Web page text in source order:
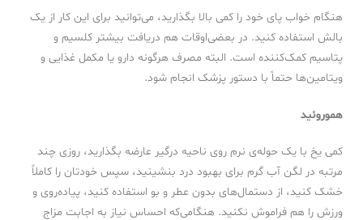
هنگام خواب پای خود را کمی بالا بگذارید، می‌توانید برای این کار از یک
بالش استفاده کنید. در بعضی‌اوقات هم دریافت بیشتر کلسیم و
پتاسیم کمک‌کننده است. البته مصرف هرگونه دارو یا مکمل غذایی و
ویتامین‌ها حتماً با دستور پزشک انجام شود.
هموروئید
کمی یخ با یک حوله‌ی نرم روی ناحیه درگیر عارضه بگذارید، روزی چند
مرتبه در لگن آب گرم برای بهبود درد بنشینید، سپس خودتان را کاملاً
خشک کنید، از دستمال‌های بدون عطر و بو استفاده کنید، پیاده‌روی و
ورزش را هم فراموش نکنید. هنگامی‌که احساس نیاز به اجابت مزاج